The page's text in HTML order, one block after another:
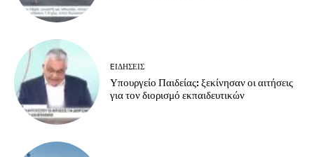
EΙΔΗΣΕΙΣ
Υπουργείο Παιδείας: ξεκίνησαν οι αιτήσεις
για τον διορισμό εκπαιδευτικών